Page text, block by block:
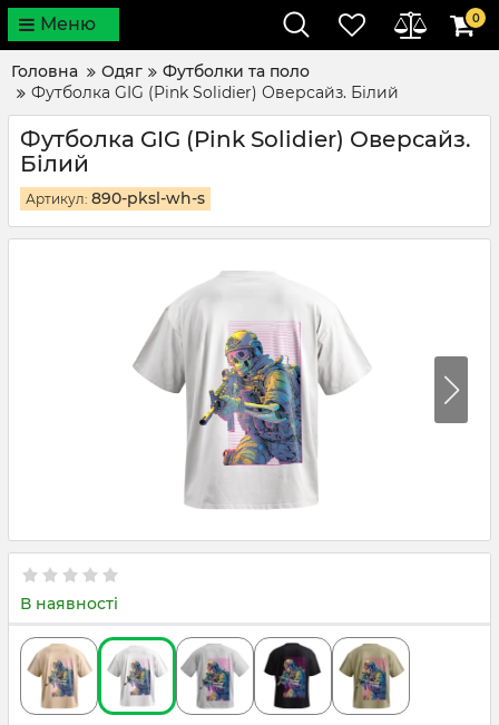
Меню 0
Головна Одяг
Футболки та поло
Футболка GIG (Pink Solidier) Оверсайз. Білий
Футболка GIG (Pink Solidier) Оверсайз.
Білий
Артикул: 890-pksl-wh-s
В наявності